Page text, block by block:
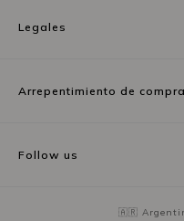
Legales
Arrepentimiento de compra
Follow us
🇦🇷